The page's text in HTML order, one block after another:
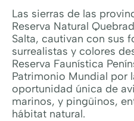
Las sierras de las
Reserva Natural
Salta, cautivan con sus
surrealistas y colores
Reserva Faunística
Patrimonio Mundial por
oportunidad única de
marinos, y pingüinos,
hábitat natural.